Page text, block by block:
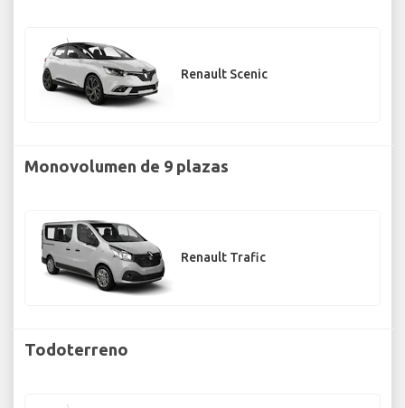
Renault Scenic
Monovolumen de 9 plazas
Renault Trafic
Todoterreno